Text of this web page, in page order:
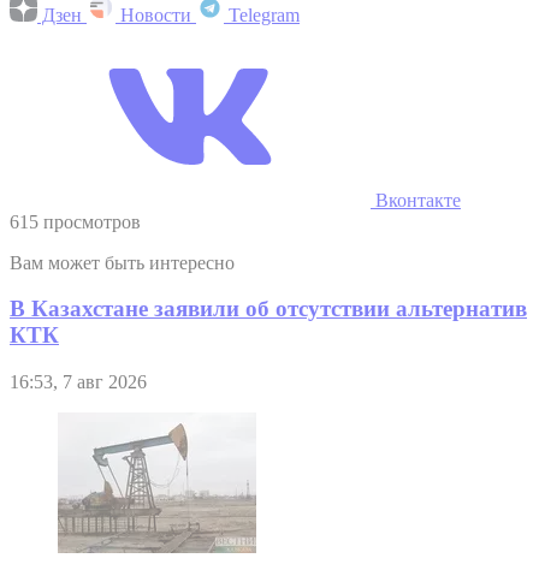
Дзен Новости Telegram
Вконтакте
615 просмотров
Вам может быть интересно
В Казахстане заявили об отсутствии альтернатив
КТК
16:53, 7 авг 2026